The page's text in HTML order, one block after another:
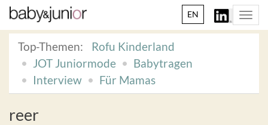
EN
Top-Themen:
Rofu Kinderland
JOT Juniormode
Babytragen
Interview
Für Mamas
reer